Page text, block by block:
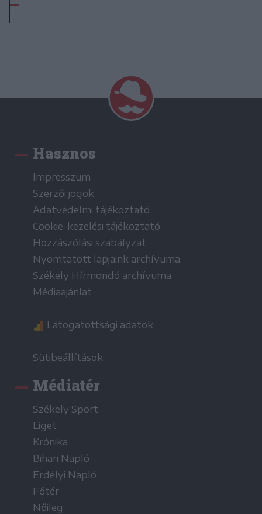
Hasznos
Impresszum
Szerzői jogok
Adatvédelmi tájékoztató
Cookie-kezelési tájékoztató
Hozzászólási szabályzat
Nyomtatott lapjaink archívuma
Székely Hírmondó archívuma
Médiaajánlat
Látogatottsági adatok
Sütibeállítások
Médiatér
Székely Sport
Liget
Krónika
Bihari Napló
Erdélyi Napló
Főtér
Nőileg